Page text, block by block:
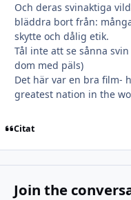
Och deras svinaktiga
bläddra bort från:
skytte och dålig etik.
Tål inte att se sånna
dom med päls)
Det här var en bra film-
greatest nation in the
Citat
Join the